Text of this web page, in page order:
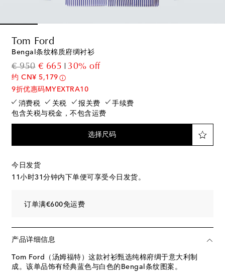
Tom Ford
Bengal条纹棉质府绸衬衫
€ 950original price
€ 665discount price
30% off
约 CN¥ 5,179
9折优惠码MYEXTRA10
消费税
关税 报关费
手续费
包含关税与税金，不包含运费
选择尺码
今日发货
11小时31分钟内下单便可享受今日发货。
订单满€600免运费
产品详细信息
Tom Ford（汤姆福特）这款衬衫甄选纯棉府绸于意大利制
成。该单品饰有经典蓝色与白色的Bengal条纹图案。